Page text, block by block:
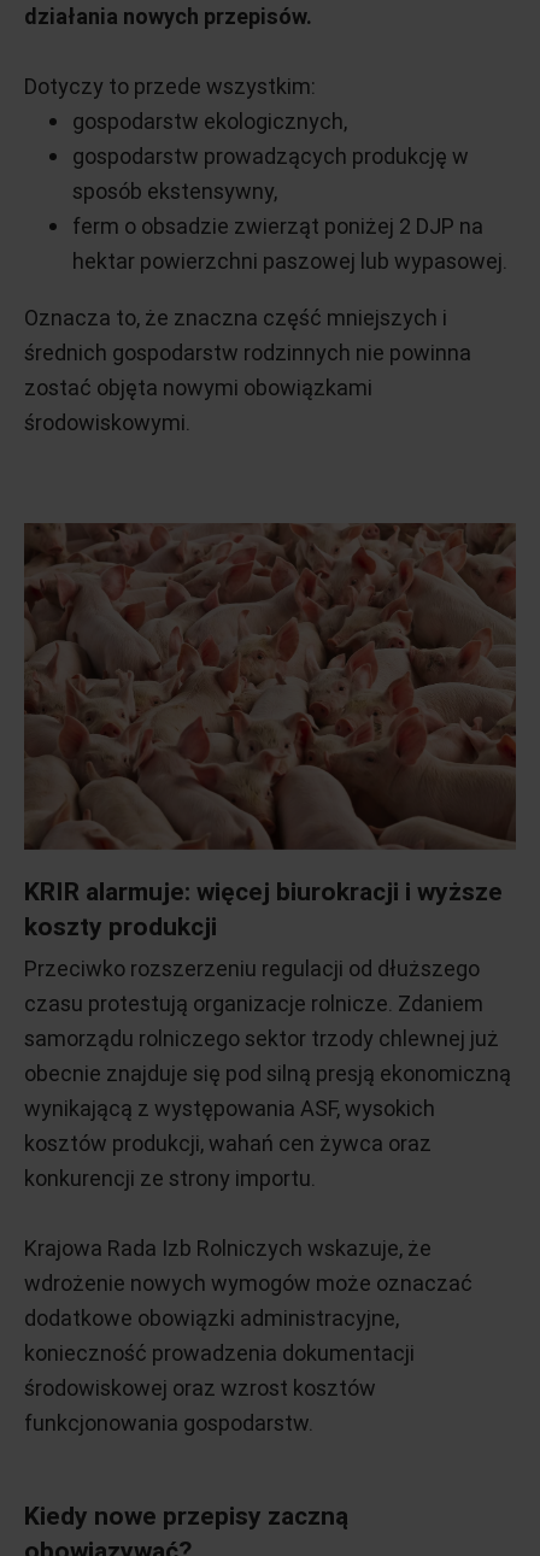
działania nowych przepisów.
Dotyczy to przede wszystkim:
gospodarstw ekologicznych,
gospodarstw prowadzących produkcję w
sposób ekstensywny,
ferm o obsadzie zwierząt poniżej 2 DJP na
hektar powierzchni paszowej lub wypasowej.
Oznacza to, że znaczna część mniejszych i
średnich gospodarstw rodzinnych nie powinna
zostać objęta nowymi obowiązkami
środowiskowymi.
KRIR alarmuje: więcej biurokracji i wyższe
koszty produkcji
Przeciwko rozszerzeniu regulacji od dłuższego
czasu protestują organizacje rolnicze. Zdaniem
samorządu rolniczego sektor trzody chlewnej już
obecnie znajduje się pod silną presją ekonomiczną
wynikającą z występowania ASF, wysokich
kosztów produkcji, wahań cen żywca oraz
konkurencji ze strony importu.
Krajowa Rada Izb Rolniczych wskazuje, że
wdrożenie nowych wymogów może oznaczać
dodatkowe obowiązki administracyjne,
konieczność prowadzenia dokumentacji
środowiskowej oraz wzrost kosztów
funkcjonowania gospodarstw.
Kiedy nowe przepisy zaczną